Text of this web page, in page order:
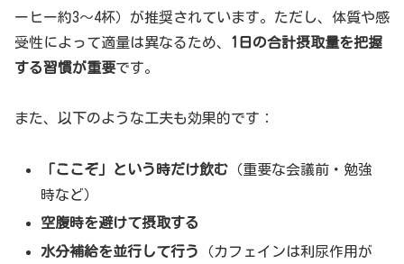
ーヒー約3〜4杯）が推奨されています。ただし、体質や感
受性によって適量は異なるため、 1日の合計摂取量を把握
する習慣が重要です。
また、以下のような工夫も効果的です：
「ここぞ」という時だけ飲む （重要な会議前・勉強
時など）
空腹時を避けて摂取する
水分補給を並行して行う
（カフェインは利尿作用が